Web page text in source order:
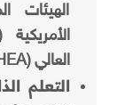
الهيئات
العالي (CHEA).
التعلم